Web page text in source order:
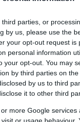
parties, or
by us, please use the
your opt-out request is
personal information
your opt-out. You may
by third parties on the
by us to third
it to other third
more Google
or usage behaviour.